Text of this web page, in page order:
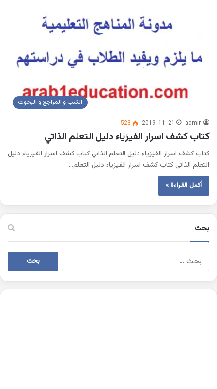
الكتب و المراجع و البحوث
admin
2019-11-21
523
كتاب كشف اسرار الفيزياء دليل التعلم الذاتي
كتاب كشف اسرار الفيزياء دليل التعلم الذاتي كتاب كشف اسرار الفيزياء دليل
التعلم الذاتي كتاب كشف اسرار الفيزياء دليل التعلم…
أكمل القراءة »
بحث
البحث